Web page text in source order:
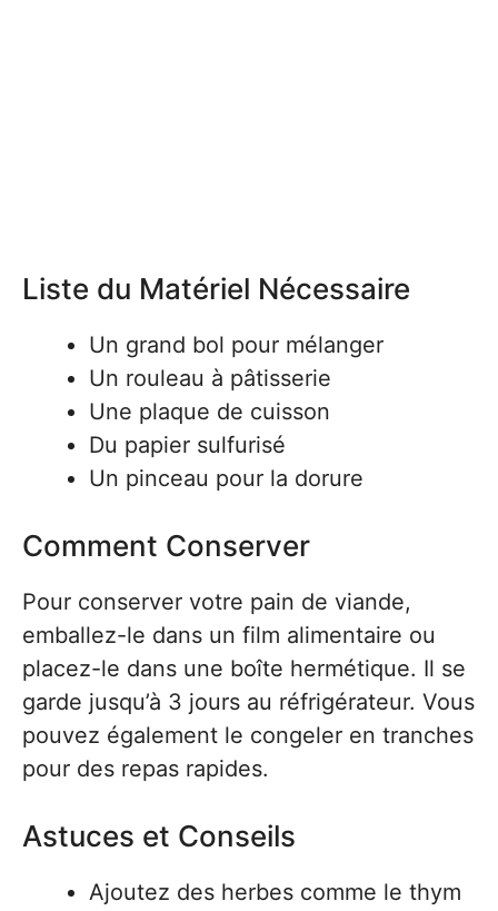
Liste du Matériel Nécessaire
Un grand bol pour mélanger
Un rouleau à pâtisserie
Une plaque de cuisson
Du papier sulfurisé
Un pinceau pour la dorure
Comment Conserver
Pour conserver votre pain de viande,
emballez-le dans un film alimentaire ou
placez-le dans une boîte hermétique. Il se
garde jusqu’à 3 jours au réfrigérateur. Vous
pouvez également le congeler en tranches
pour des repas rapides.
Astuces et Conseils
Ajoutez des herbes comme le thym